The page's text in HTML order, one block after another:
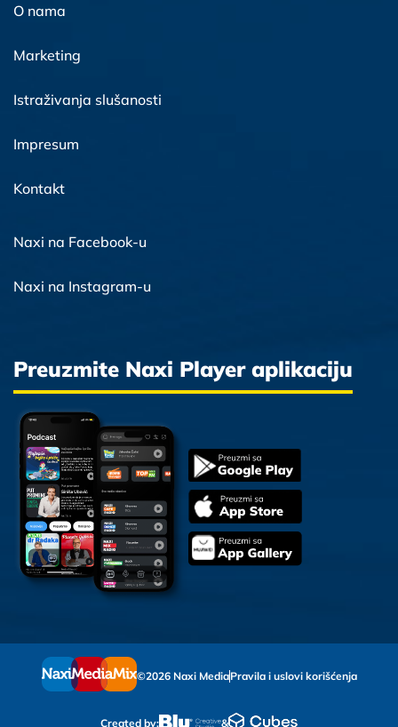
O nama
Marketing
Istraživanja slušanosti
Impresum
Kontakt
Naxi na Facebook-u
Naxi na Instagram-u
Preuzmite Naxi Player aplikaciju
©2026 Naxi MediaPravila i uslovi korišćenja
Created by: &